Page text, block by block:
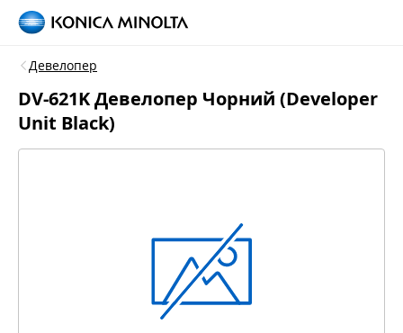
Девелопер
DV-621K Девелопер Чорний (Developer
Unit Black)